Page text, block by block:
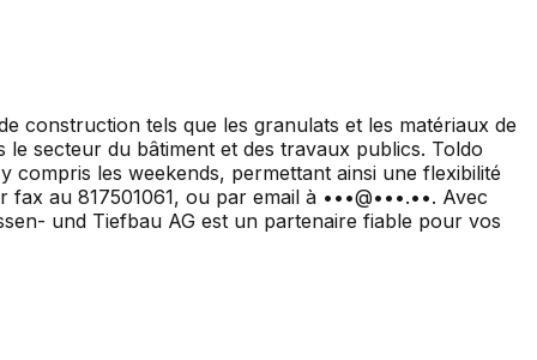
construction tels que les granulats et les matériaux de
secteur du bâtiment et des travaux publics. Toldo
compris les weekends, permettant ainsi une flexibilité
au 817501061, ou par email à •••@•••.••. Avec
und Tiefbau AG est un partenaire fiable pour vos